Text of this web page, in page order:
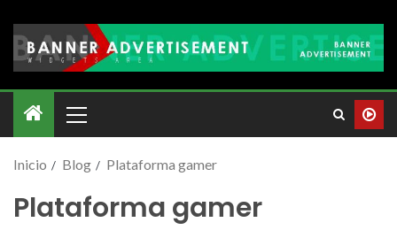
Inicio Blog Plataforma gamer
Plataforma gamer